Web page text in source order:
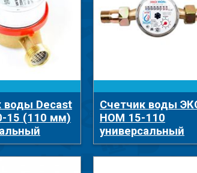
воды Decast
15 (110 мм)
Счетчик воды
НОМ 15-110
универсальный